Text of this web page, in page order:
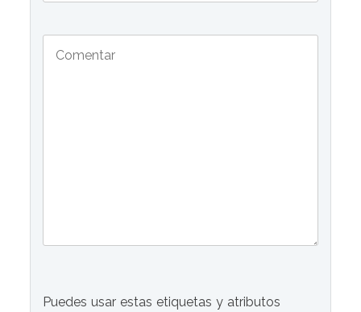
Puedes usar estas etiquetas y atributos